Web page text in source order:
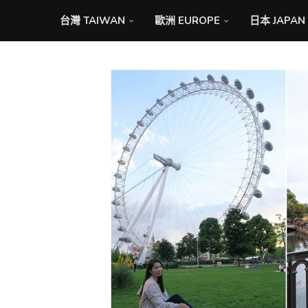
台灣 TAIWAN 歐洲 EUROPE 日本 JAPAN